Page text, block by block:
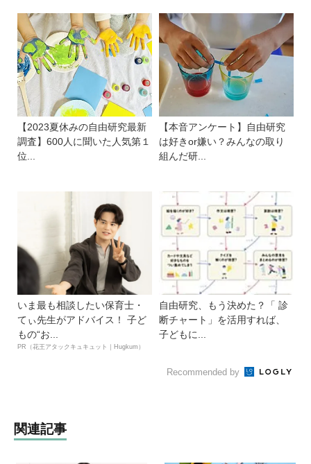
【2023夏休みの自由研究最新
調査】600人に聞いた人気第１
位...
【本音アンケート】自由研究
は好きor嫌い？みんなの取り
組んだ研...
いま最も相談したい保育士・
てぃ先生がアドバイス！ 子ど
もの“お...
PR（花王アタックキュキュット｜Hugkum）
自由研究、もう決めた？「 診
断チャート」を活用すれば、
子どもに...
Recommended by
関連記事